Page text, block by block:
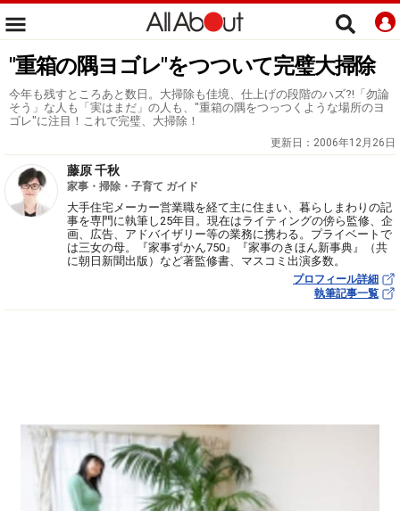
"重箱の隅ヨゴレ"をつついて完璧大掃除
今年も残すところあと数日。大掃除も佳境、仕上げの段階のハズ?!「勿論
そう」な人も「実はまだ」の人も、"重箱の隅をつっつくような場所のヨ
ゴレ"に注目！これで完璧、大掃除！
更新日： 2006年12月26日
藤原 千秋
家事・掃除・子育て ガイド
大手住宅メーカー営業職を経て主に住まい、暮らしまわりの記
事を専門に執筆し25年目。現在はライティングの傍ら監修、企
画、広告、アドバイザリー等の業務に携わる。プライベートで
は三女の母。『家事ずかん750』『家事のきほん新事典』（共
に朝日新聞出版）など著監修書、マスコミ出演多数。
プロフィール詳細
執筆記事一覧